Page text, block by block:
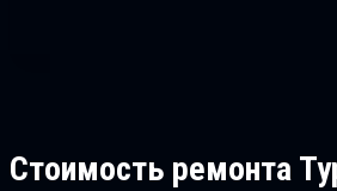
Стоимость ремонта